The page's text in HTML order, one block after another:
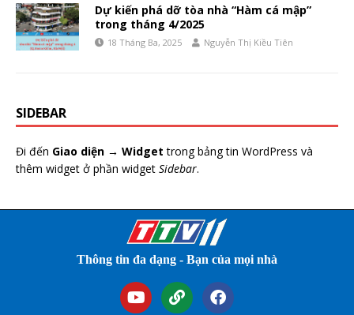
Dự kiến phá dỡ tòa nhà “Hàm cá mập”
trong tháng 4/2025
18 Tháng Ba, 2025 Nguyễn Thị Kiều Tiên
SIDEBAR
Đi đến Giao diện → Widget trong bảng tin WordPress và
thêm widget ở phần widget Sidebar.
Thông tin đa dạng - Bạn của mọi nhà